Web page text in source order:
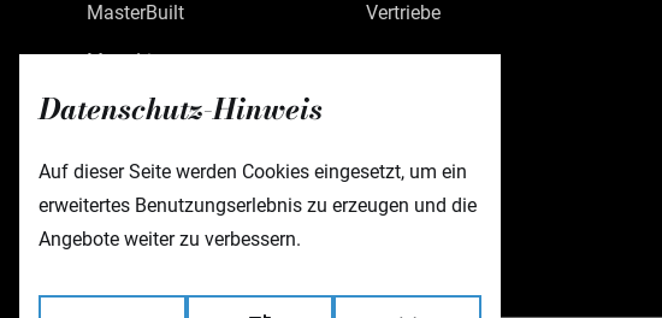
Datenschutz-Hinweis
Auf dieser Seite werden Cookies eingesetzt, um ein
erweitertes Benutzungserlebnis zu erzeugen und die
Angebote weiter zu verbessern.
MasterBuilt
MetroLine
MetroExpress
Custom Shop
Zubehör
Vertriebe